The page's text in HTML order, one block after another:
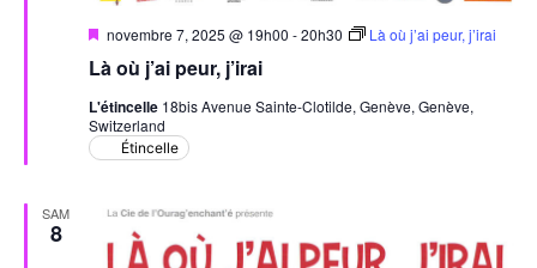
Là où j’ai peur, j’irai
Mis
avant
novembre 7, 2025 @ 19h00 -20h30 Là où j’ai peur, j’irai
L'étincelle 18bis Avenue Sainte-Clotilde, Genève, Genève,
Switzerland
Étincelle
SAM
8